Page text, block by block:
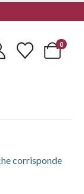
0
corrisponde